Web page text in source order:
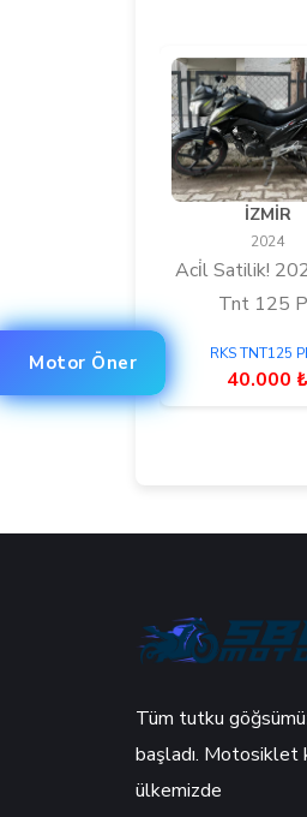
İZMİR
2024
Aci̇l Satilik!
Tnt 125
RKS TNT125
40.000 ₺
Tüm tutku
başladı. Motosiklet
ülkemizde
Motor Öner